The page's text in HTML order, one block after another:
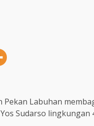
Pekan Labuhan
Sudarso lingkungan